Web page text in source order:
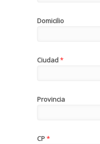
Domicilio
Ciudad*
Provincia
CP*